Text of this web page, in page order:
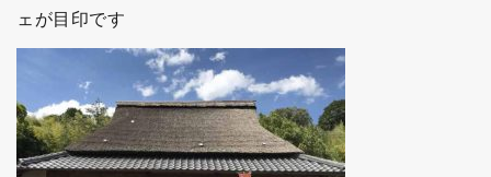
ェが目印です